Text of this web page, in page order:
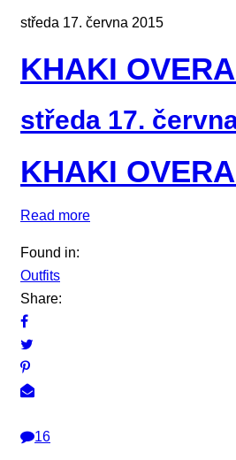
středa 17. června 2015
KHAKI
středa 17.
KHAKI
Read more
Found in:
Outfits
Share:
16